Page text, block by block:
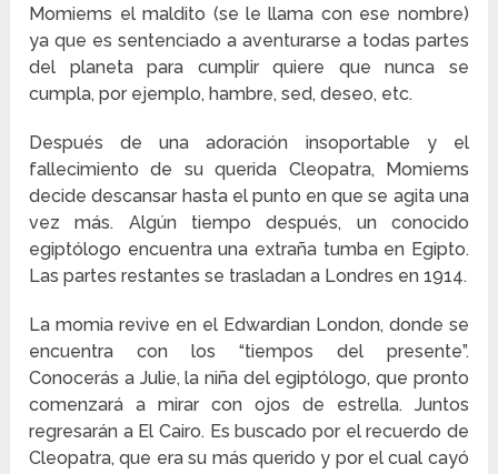
Momiems el maldito (se le llama con ese nombre)
ya que es sentenciado a aventurarse a todas partes
del planeta para cumplir quiere que nunca se
cumpla, por ejemplo, hambre, sed, deseo, etc.
Después de una adoración insoportable y el
fallecimiento de su querida Cleopatra, Momiems
decide descansar hasta el punto en que se agita una
vez más. Algún tiempo después, un conocido
egiptólogo encuentra una extraña tumba en Egipto.
Las partes restantes se trasladan a Londres en 1914.
La momia revive en el Edwardian London, donde se
encuentra con los “tiempos del presente”.
Conocerás a Julie, la niña del egiptólogo, que pronto
comenzará a mirar con ojos de estrella. Juntos
regresarán a El Cairo. Es buscado por el recuerdo de
Cleopatra, que era su más querido y por el cual cayó